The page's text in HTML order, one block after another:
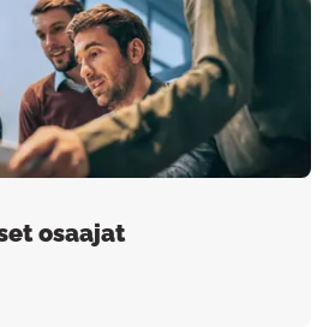
osaajat